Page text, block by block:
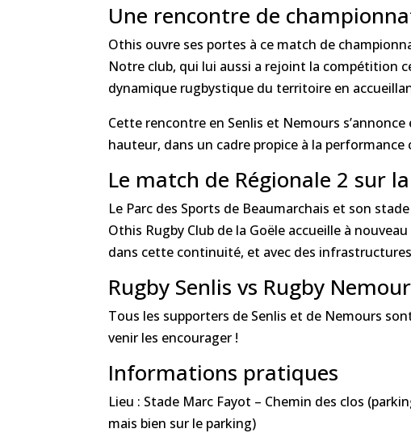
Une rencontre de
Othis ouvre ses portes à ce match de
Notre club, qui lui aussi a rejoint la compétition
dynamique rugbystique du territoire en
Cette rencontre en Senlis et Nemours
hauteur, dans un cadre propice à la performance
Le match de Régionale 2 sur
Le Parc des Sports de Beaumarchais et son
Othis Rugby Club de la Goële accueille à
dans cette continuité, et avec des infrastructures
Rugby Senlis vs Rugby
Tous les supporters de Senlis et de Nemours
venir les encourager !
Informations pratiques
Lieu : Stade Marc Fayot – Chemin des clos
mais bien sur le parking)